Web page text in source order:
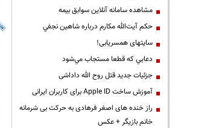
مشاهده سامانه آنلاين سوابق بیمه
حكم آيت‌الله مكارم درباره شاهين نجفي
سایتهای همسریابی!
دعايي كه قطعا مستجاب مي‌شود
جزئیات جدید قتل روح الله داداشی
آموزش ساخت Apple ID برای کاربران ایرانی
راز خنده های اصغر فرهادی به حرکت بی شرمانه
خانم بازیگر + عکس